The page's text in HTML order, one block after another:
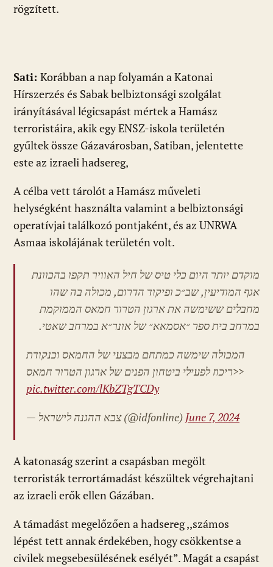
rögzített.
Sati: Korábban a nap folyamán a Katonai
Hírszerzés és Sabak belbiztonsági szolgálat
irányításával légicsapást mértek a Hamász
terroristáira, akik egy ENSZ-iskola területén
gyűltek össze Gázavárosban, Satiban, jelentette
este az izraeli hadsereg,
A célba vett tárolót a Hamász műveleti
helységként használta valamint a belbiztonsági
operatívjai találkozó pontjaként, és az UNRWA
Asmaa iskolájának területén volt.
מוקדם יותר היום כלי טיס של חיל האוויר תקפו בהכוונת
אגף המודיעין, שב״כ ופיקוד הדרום, מכולה בה שהו
מחבלים ששימשה את ארגון הטרור חמאס הממוקמת
במרחב בית ספר ״אסמאא״ של אונר״א במרחב שאטי.
המכולה שימשה כמתחם מבצעי של החמאס וכנקודת
ריכוז לפעילי ביטחון הפנים של ארגון הטרור חמאס>>
pic.twitter.com/lKbZTgTCDy
— צבא ההגנה לישראל (@idfonline) June 7, 2024
A katonaság szerint a csapásban megölt
terroristák terrortámadást készültek végrehajtani
az izraeli erők ellen Gázában.
A támadást megelőzően a hadsereg ,,számos
lépést tett annak érdekében, hogy csökkentse a
civilek megsebesülésének esélyét”. Magát a csapást